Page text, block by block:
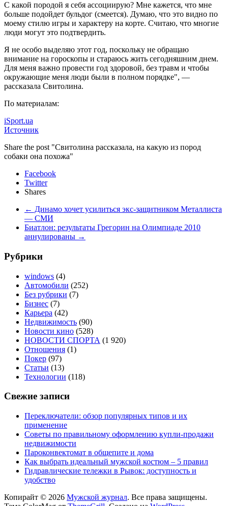
С какой породой я себя ассоциирую? Мне кажется, что мне
больше подойдет бульдог (смеется). Думаю, что это видно по
моему стилю игры и характеру на корте. Считаю, что многие
люди могут это подтвердить.
Я не особо выделяю этот год, поскольку не обращаю
внимание на гороскопы и стараюсь жить сегодняшним днем.
Для меня важно провести год здоровой, без травм и чтобы
окружающие меня люди были в полном порядке", —
рассказала Свитолина.
По материалам:
iSport.ua
Источник
Share the post "Свитолина рассказала, на какую из пород
собаки она похожа"
Facebook
Twitter
Shares
← Динамо хочет усилиться экс-защитником Металлиста
— СМИ
Биатлон: результаты Грегорин на Олимпиаде 2010
аннулированы →
Рубрики
windows (4)
Автомобили (252)
Без рубрики (7)
Бизнес (7)
Карьера (42)
Недвижимость (90)
Новости кино (528)
НОВОСТИ СПОРТА (1 920)
Отношения (1)
Покер (97)
Статьи (13)
Технологии (118)
Свежие записи
Переключатели: обзор популярных типов и их
применение
Советы по правильному оформлению купли-продажи
недвижимости
Пароконвектомат в общепите и дома
Как выбрать идеальный мужской костюм – 5 правил
Гидравлические тележки в Рывок: доступность и
удобство
Копирайт © 2026 Мужской журнал. Все права защищены.